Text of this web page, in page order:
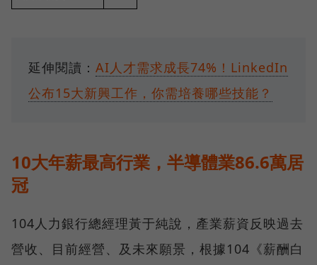
延伸閱讀： AI人才需求成長74%！LinkedIn
公布15大新興工作，你需培養哪些技能？
10大年薪最高行業，半導體業86.6萬居
冠
104人力銀行總經理黃于純說，產業薪資反映過去
營收、目前經營、及未來願景，根據104《薪酬白